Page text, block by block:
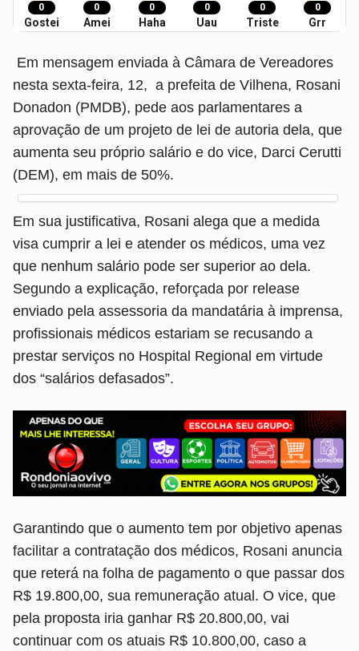
0
Gostei
0
Amei
0
Haha
0
Uau
0
Triste
0
Grr
Em mensagem enviada à Câmara de Vereadores
nesta sexta-feira, 12, a prefeita de Vilhena, Rosani
Donadon (PMDB), pede aos parlamentares a
aprovação de um projeto de lei de autoria dela, que
aumenta seu próprio salário e do vice, Darci Cerutti
(DEM), em mais de 50%.
Em sua justificativa, Rosani alega que a medida
visa cumprir a lei e atender os médicos, uma vez
que nenhum salário pode ser superior ao dela.
Segundo a explicação, reforçada por release
enviado pela assessoria da mandatária à imprensa,
profissionais médicos estariam se recusando a
prestar serviços no Hospital Regional em virtude
dos “salários defasados”.
Garantindo que o aumento tem por objetivo apenas
facilitar a contratação dos médicos, Rosani anuncia
que reterá na folha de pagamento o que passar dos
R$ 19.800,00, sua remuneração atual. O vice, que
pela proposta iria ganhar R$ 20.800,00, vai
continuar com os atuais R$ 10.800,00, caso a